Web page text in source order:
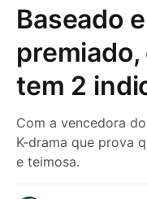
Baseado
tem 2
Com a vencedora
K-drama que prova
e teimosa.